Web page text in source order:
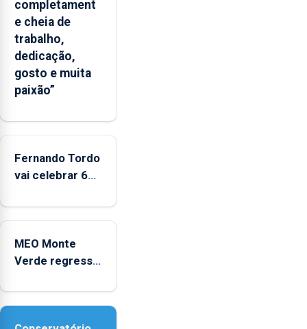
um
“decréscimo
significativo”
da
CPUE
entre
e
completament
e cheia de
trabalho,
dedicação,
gosto e muita
paixão”
Fernando Tordo
vai celebrar 60
no Coliseu
MEO Monte
Verde regressa
acessibilidade